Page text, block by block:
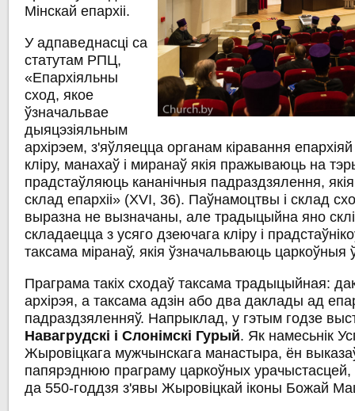
Мінскай епархіі.
У адпаведнасці са
статутам РПЦ,
«Епархіяльны
сход, якое
ўзначальвае
дыяцэзіяльным
архірэем, з'яўляецца органам кіравання
кліру, манахаў і миранаў якія пражываюць на
прадстаўляюць кананічныя падраздзялення,
склад епархіі» (XVI, 36). Паўнамоцтвы і склад
выразна не вызначаны, але традыцыйна яно
складаецца з усяго дзеючага кліру і
таксама міранаў, якія ўзначальваюць царкоўныя
Праграма такіх сходаў таксама традыцыйная:
архірэя, а таксама адзін або два даклады ад
падраздзяленняў. Напрыклад, у гэтым годзе
Навагрудскі і Слонімскі Гурый. Як намесьнік
Жыровіцкага мужчынскага манастыра, ён
папярэднюю праграму царкоўных
да 550-годдзя з'явы Жыровіцкай іконы Божай